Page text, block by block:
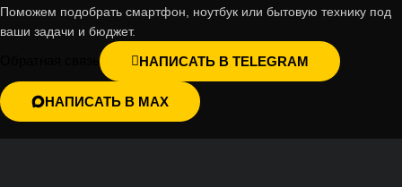
Поможем подобрать смартфон, ноутбук или бытовую технику под
ваши задачи и бюджет.
НАПИСАТЬ В TELEGRAM
НАПИСАТЬ В MAX